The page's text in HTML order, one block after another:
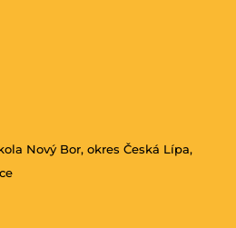
Nový Bor, okres Česká Lípa,